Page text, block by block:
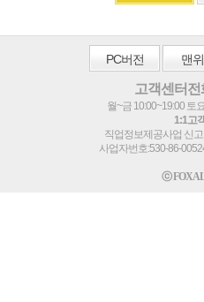
PC버전 맨
고객센터전
월~금 10:00~19:00 토
1:1고
직업정보제공사업 신
사업자번호:530-86-
ⓒ